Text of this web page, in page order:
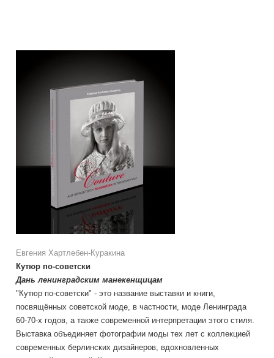
Евгения Хартлебен-Куракина
Кутюр по-советски
Дань ленинградским манекенщицам
"Кутюр по-советски" - это название выставки и книги,
посвящённых советской моде, в частности, моде Ленинграда
60-70-х годов, а также современной интерпретации этого стиля.
Выставка объединяет фотографии моды тех лет с коллекцией
современных берлинских дизайнеров, вдохновленных